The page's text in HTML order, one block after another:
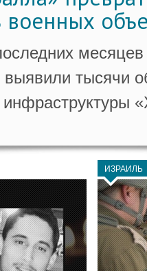
военных
тысячи
инфраструктуры
ИЗРАИЛЬ